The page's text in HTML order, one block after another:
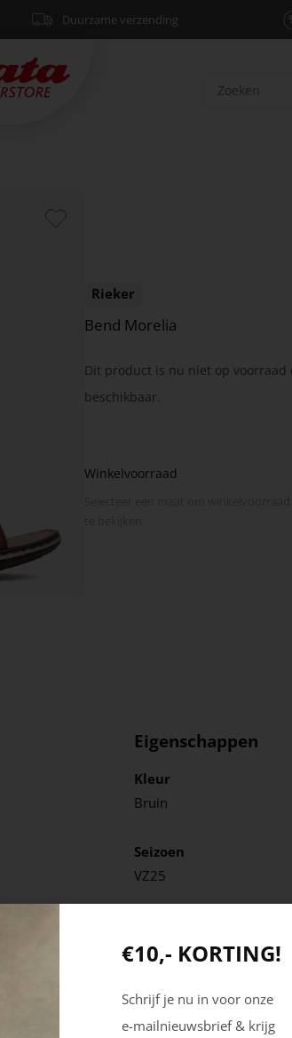
Duurzame verzending
Rieker
Bend Morelia
Dit product is nu niet op voorraad
beschikbaar.
Winkelvoorraad
Eigenschappen
Kleur
Bruin
Seizoen
VZ25
€10,- KORTING!
Schrijf je nu in voor onze
e-mailnieuwsbrief & krijg